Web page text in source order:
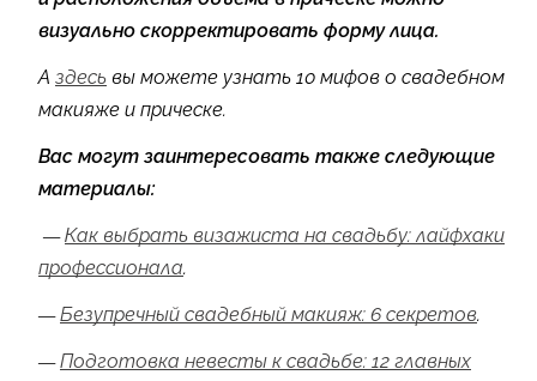
визуально скорректировать форму лица.
А здесь вы можете узнать 10 мифов о свадебном
макияже и прическе.
Вас могут заинтересовать также следующие
материалы:
—Как выбрать визажиста на свадьбу: лайфхаки
профессионала.
—Безупречный свадебный макияж: 6 секретов.
—Подготовка невесты к свадьбе: 12 главных